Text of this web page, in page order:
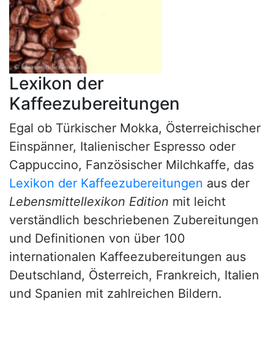
Lexikon der
Kaffeezubereitungen
Egal ob Türkischer Mokka, Österreichischer
Einspänner, Italienischer Espresso oder
Cappuccino, Fanzösischer Milchkaffe, das
Lexikon der Kaffeezubereitungen aus der
Lebensmittellexikon Edition mit leicht
verständlich beschriebenen Zubereitungen
und Definitionen von über 100
internationalen Kaffeezubereitungen aus
Deutschland, Österreich, Frankreich, Italien
und Spanien mit zahlreichen Bildern.